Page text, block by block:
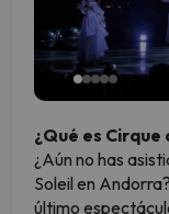
¿Qué es
¿Aún no has
Soleil en
último